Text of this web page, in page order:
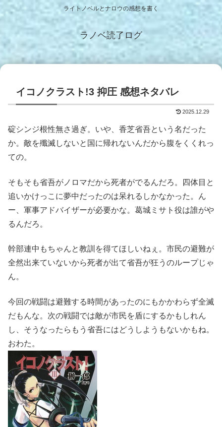
ライトノベルとナロウの感想を書く
ラノベ読了ログ
イコノクラスト!3 抑圧 感想ネタバレ
2025.12.29
碇シンジ根性無さ過ぎ。いや、香芝省吾という名だった
か。敵を殲滅しないと国に帰れないんだから腹をくくれっ
ての。
そもそも省吾がノロマだから死者がでるんだろ。四体目と
追いかけっこに夢中だったのは呆れるしかなかった。ん
ー、軍事アドバイザーが必要かな。葛城ミサト役は誰がや
るんだろ。
幹部連中もちゃんと教訓を得てほしいねぇ。市民の避難が
全然出来ていないから死者が出て省吾が狂うのループじゃ
ん。
今回の戦闘は避難する時間があったのにもかかわらず全滅
だもんな。次の戦闘では敵が市民を盾にするかもしれん
し、そうなったらもう省吾にはどうしようもないかもね。
おわた。